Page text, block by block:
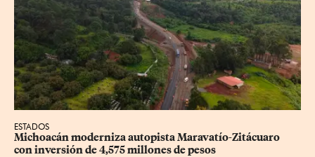
ESTADOS
Michoacán moderniza autopista Maravatío-Zitácuaro
con inversión de 4,575 millones de pesos